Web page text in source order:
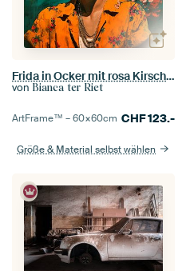
Frida in Ocker mit rosa Kirschblüten
von Bianca ter Riet
ArtFrame™ –60×60cm CHF123.-
Größe & Material selbst wählen